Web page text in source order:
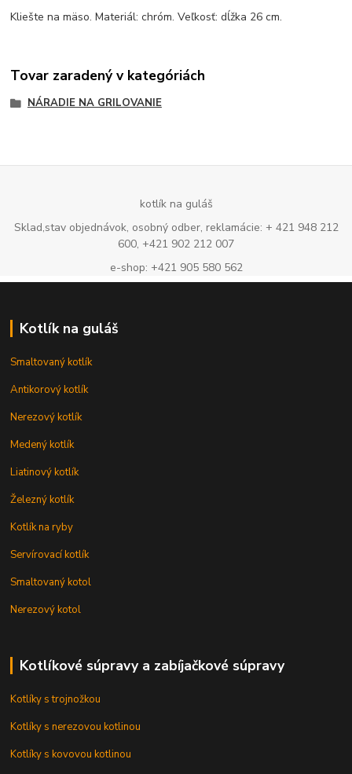
Kliešte na mäso. Materiál: chróm. Veľkosť: dĺžka 26 cm.
Tovar zaradený v kategóriách
NÁRADIE NA GRILOVANIE
kotlík na guláš
Sklad,stav objednávok, osobný odber, reklamácie: + 421 948 212
600, +421 902 212 007
e-shop: +421 905 580 562
Kotlík na guláš
Smaltovaný kotlík
Antikorový kotlík
Nerezový kotlík
Medený kotlík
Liatinový kotlík
Železný kotlík
Kotlík na ryby
Servírovací kotlík
Smaltovaný kotol
Nerezový kotol
Kotlíkové súpravy a zabíjačkové súpravy
Kotlíky s trojnožkou
Kotlíky s nerezovou kotlinou
Kotlíky s kovovou kotlinou